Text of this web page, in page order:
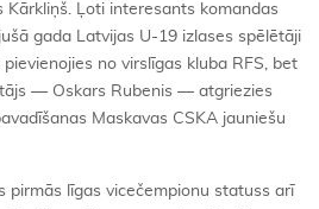
Ļoti interesants komandas
gada Latvijas U-19 izlases spēlētāji
no virslīgas kluba RFS, bet
— Oskars Rubenis — atgriezies
Maskavas CSKA jauniešu
pirmās līgas vicečempionu statuss arī